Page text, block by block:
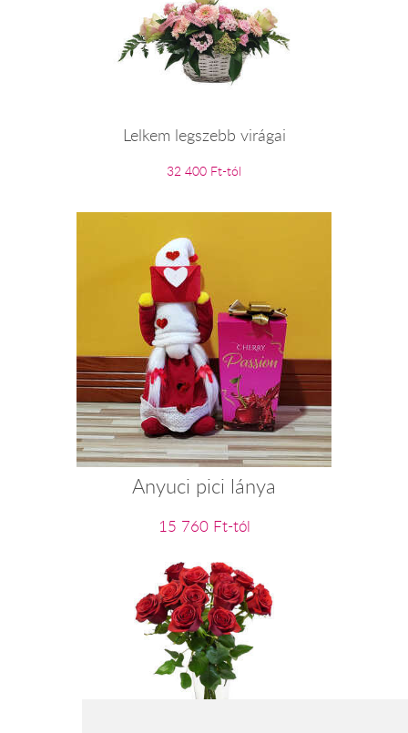
Lelkem legszebb virágai
32 400 Ft-tól
Anyuci pici lánya
15 760 Ft-tól